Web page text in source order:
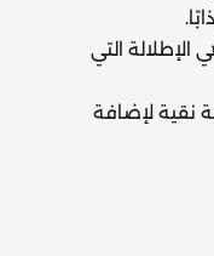
الإطلالة التي
نقية لإضافة